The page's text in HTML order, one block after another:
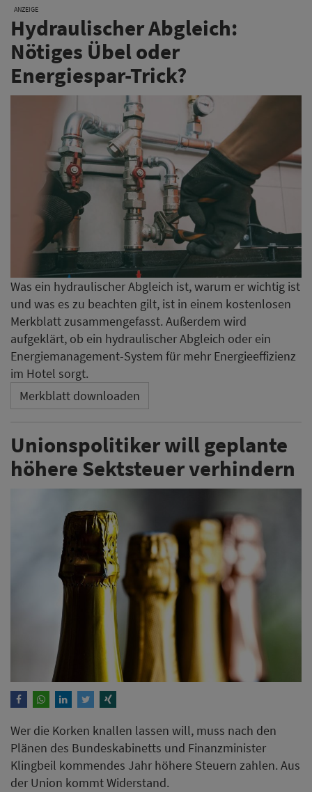
ANZEIGE
Hydraulischer Abgleich:
Nötiges Übel oder
Energiespar-Trick?
Was ein hydraulischer Abgleich ist, warum er wichtig ist
und was es zu beachten gilt, ist in einem kostenlosen
Merkblatt zusammengefasst. Außerdem wird
aufgeklärt, ob ein hydraulischer Abgleich oder ein
Energiemanagement-System für mehr Energieeffizienz
im Hotel sorgt.
Merkblatt downloaden
Unionspolitiker will geplante
höhere Sektsteuer verhindern
Wer die Korken knallen lassen will, muss nach den
Plänen des Bundeskabinetts und Finanzminister
Klingbeil kommendes Jahr höhere Steuern zahlen. Aus
der Union kommt Widerstand.